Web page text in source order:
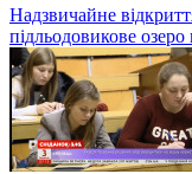
Надзвичайне
підльодовикове